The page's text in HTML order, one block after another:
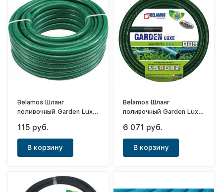
Belamos Шланг
поливочный Garden Luxe
115 руб.
В корзину
Belamos Шланг
поливочный Garden Luxe
6 071 руб.
В корзину